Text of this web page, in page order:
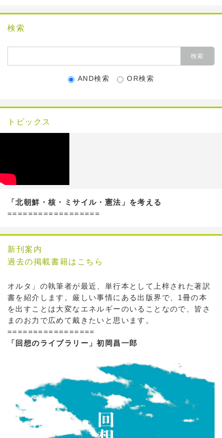
検索
AND検索 OR検索
トピックス
「北朝鮮・核・ミサイル・憲法」を考える
==================
新刊案内
過去の掲載書籍はこちら
オルタ」の執筆者が最近、単行本として上梓された著訳
書を紹介します。厳しい事情にある出版界で、1冊の本
を出すことは大変なエネルギーのいることなので、皆さ
まのお力で広めて戴きたいと思います。
=================
「回想のライブラリー」初岡昌一郎